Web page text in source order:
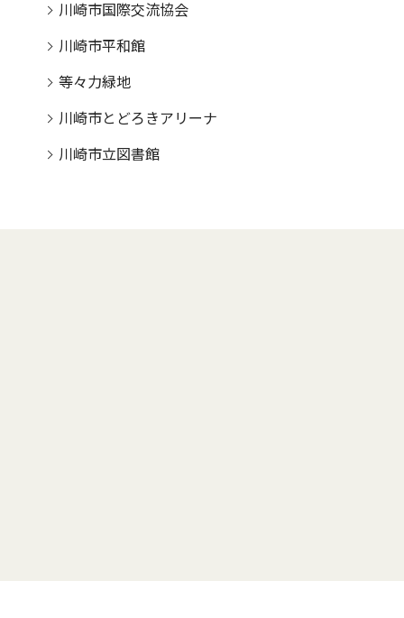
川崎市国際交流協会
川崎市平和館
等々力緑地
川崎市とどろきアリーナ
川崎市立図書館